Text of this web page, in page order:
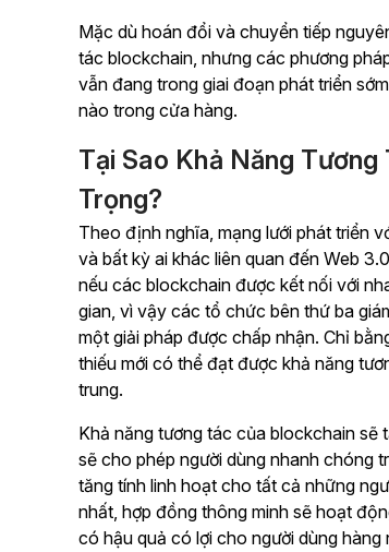
Mặc dù hoán đổi và chuyển tiếp
tác blockchain, nhưng các phương
vẫn đang trong giai đoạn phát triển
nào trong cửa hàng.
Tại Sao Khả Năng
Trọng?
Theo định nghĩa, mạng lưới phát triển
và bất kỳ ai khác liên quan đến Web
nếu các blockchain được kết nối với
gian, vì vậy các tổ chức bên thứ ba
một giải pháp được chấp nhận. Chỉ
thiếu mới có thể đạt được khả năng
trung.
Khả năng tương tác của blockchain sẽ
sẽ cho phép người dùng nhanh chóng
tăng tính linh hoạt cho tất cả những
nhất, hợp đồng thông minh sẽ hoạt
có hậu quả có lợi cho người dùng